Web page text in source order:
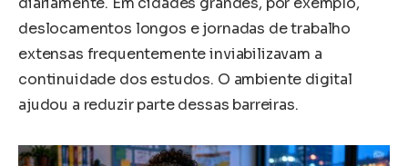
deslocamentos longos e jornadas de trabalho
extensas frequentemente inviabilizavam a
continuidade dos estudos. O ambiente digital
ajudou a reduzir parte dessas barreiras.